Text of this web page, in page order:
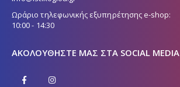
Ωράριο τηλεφωνικής εξυπηρέτησης e-shop:
10:00 - 14:30
ΑΚΟΛΟΥΘΉΣΤΕ ΜΑΣ ΣΤΑ SOCIAL MEDIA